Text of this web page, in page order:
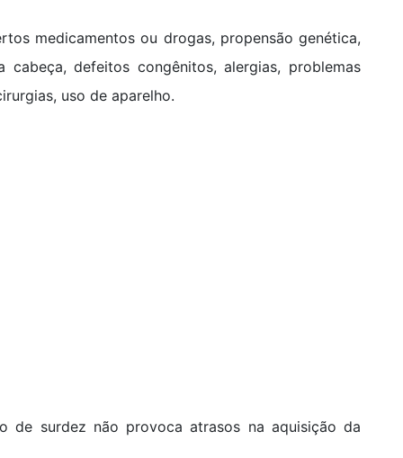
medicamentos ou drogas, propensão genética,
defeitos congênitos, alergias, problemas
uso de aparelho.
de surdez não provoca atrasos na aquisição da